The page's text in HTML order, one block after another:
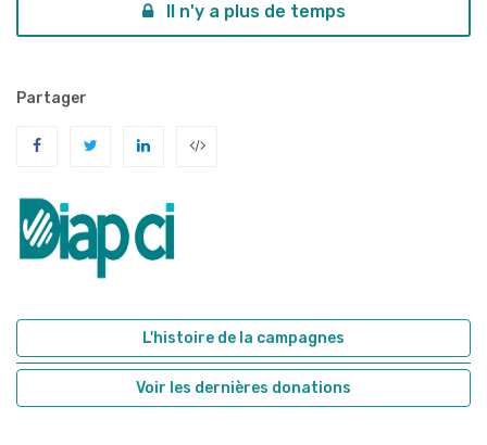
Il n'y a plus de temps
Partager
L'histoire de la campagnes
Voir les dernières donations